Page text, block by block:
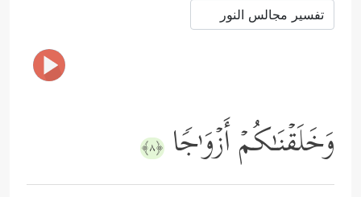
وَخَلَقۡنَـٰكُمۡ أَزۡوَ ٰ⁠جࣰا ﴿٨﴾